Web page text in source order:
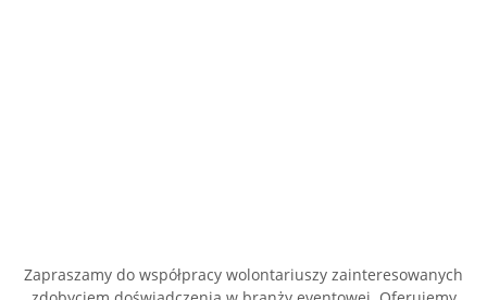
Zapraszamy do współpracy wolontariuszy zainteresowanych